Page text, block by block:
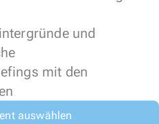
und
mit den
auswählen